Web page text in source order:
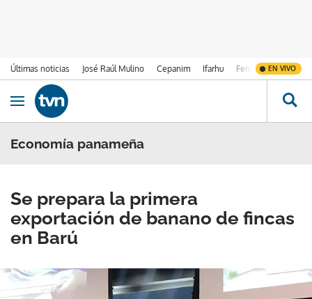
Últimas noticias José Raúl Mulino Cepanim Ifarhu Fenómeno de El
EN VIVO
Ir al contenido
Obrir navegació
Economía panameña
Se prepara la primera
exportación de banano de fincas
en Barú